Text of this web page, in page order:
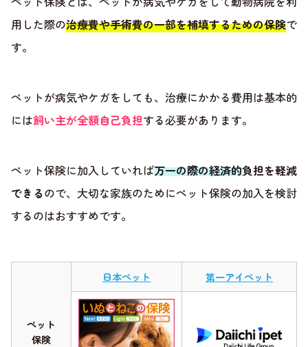
用した際の治療費や手術費の一部を補填するための保険で
す。
ペットが病気やケガをしても、治療にかかる費用は基本的
には飼い主が全額自己負担する必要があります。
ペット保険に加入していれば万一の際の経済的負担を軽減
できるので、大切な家族のためにペット保険の加入を検討
するのはおすすめです。
ペット
保険
日本ペット 第一アイペット